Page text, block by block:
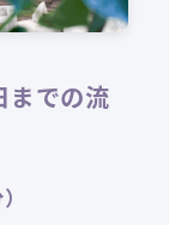
までの流